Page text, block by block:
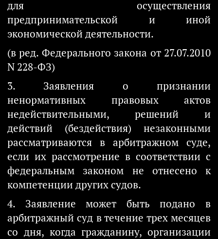
для осуществления
предпринимательской и иной
экономической деятельности.
(в ред. Федерального закона от 27.07.2010
N 228-ФЗ)
3. Заявления о признании
ненормативных правовых актов
недействительными, решений и
действий (бездействия) незаконными
рассматриваются в арбитражном суде,
если их рассмотрение в соответствии с
федеральным законом не отнесено к
компетенции других судов.
4. Заявление может быть подано в
арбитражный суд в течение трех месяцев
со дня, когда гражданину, организации